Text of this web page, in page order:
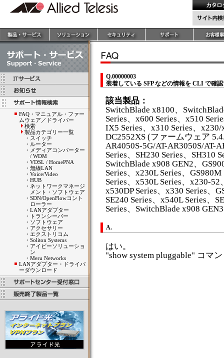
FAQ・マニュアル・ファー
ムウェア／ドライバー
検索
製品カテゴリー一覧
・ スイッチ
・ ルーター
・ メディアコンバーター
/ WDM
・ VDSL / HomePNA
・ 無線LAN
・ Voice/Video
・ HUB
・ ネットワークマネージ
メント・ソフトウェア
・ SDN/OpenFlowコント
ローラー
・ LANアダプター
・
トランシーバー
・ ソフトウェア
・ アクセサリー
・ エクストリコム
・ Soliton Systems
・ アイビーソリューショ
ン
・ Meru Networks
LANアダプター・ドライバ
ーダウンロード
Q.00000003
装着している SFP などの情報を CLI で確
該当製品：
SwitchBlade x8100、
Series、x600 Series、x510
IX5 Series、x310 Series、
DC2552XS (ファームウェア
AR4050S-5G/AT-AR3050S/AT-
Series、SH230 Series、SH310
SwitchBlade x908 GEN2、
Series、x230L Series、
Series、x530L Series、x230-52
x530DP Series、x330 Series、
SE240 Series、x540L Series、
Series、SwitchBlade x908
A.
はい。
"show system pluggable" コマ